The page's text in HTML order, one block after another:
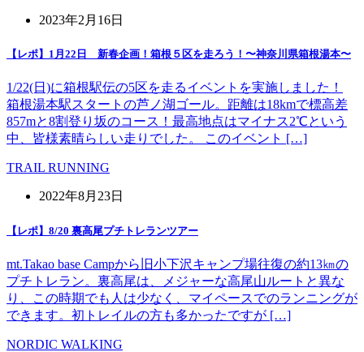
2023年2月16日
【レポ】1月22日 新春企画！箱根５区を走ろう！〜神奈川県箱根湯本〜
1/22(日)に箱根駅伝の5区を走るイベントを実施しました！
箱根湯本駅スタートの芦ノ湖ゴール。距離は18kmで標高差
857mと8割登り坂のコース！最高地点はマイナス2℃という
中、皆様素晴らしい走りでした。 このイベント […]
TRAIL RUNNING
2022年8月23日
【レポ】8/20 裏高尾プチトレランツアー
mt.Takao base Campから旧小下沢キャンプ場往復の約13㎞の
プチトレラン。裏高尾は、メジャーな高尾山ルートと異な
り、この時期でも人は少なく、マイペースでのランニングが
できます。初トレイルの方も多かったですが […]
NORDIC WALKING